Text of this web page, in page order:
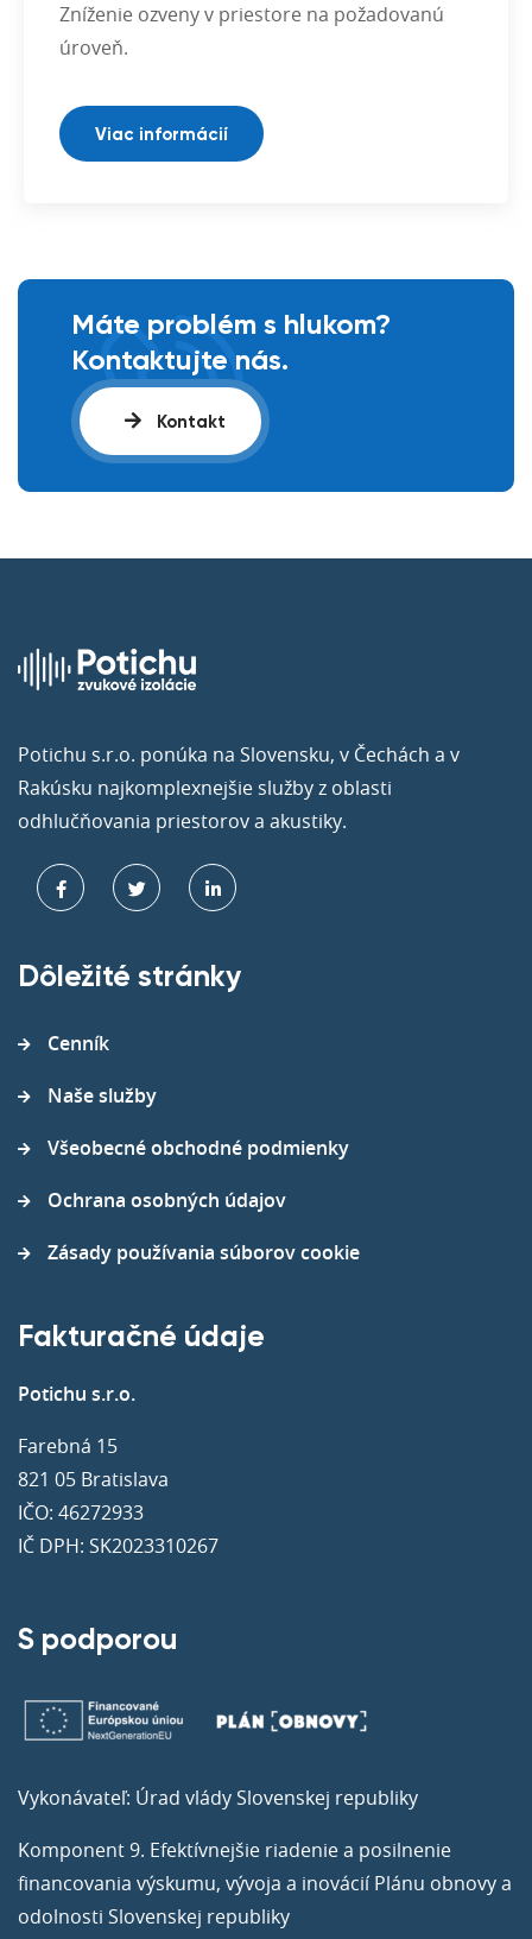
Zníženie ozveny v priestore na požadovanú
úroveň.
Viac informácií
Máte problém s hlukom?
Kontaktujte nás.
Kontakt
Potichu s.r.o. ponúka na Slovensku, v Čechách a v
Rakúsku najkomplexnejšie služby z oblasti
odhlučňovania priestorov a akustiky.
Dôležité stránky
Cenník
Naše služby
Všeobecné obchodné podmienky
Ochrana osobných údajov
Zásady používania súborov cookie
Fakturačné údaje
Potichu s.r.o.
Farebná 15
821 05 Bratislava
IČO: 46272933
IČ DPH: SK2023310267
S podporou
Vykonávateľ: Úrad vlády Slovenskej republiky
Komponent 9. Efektívnejšie riadenie a posilnenie
financovania výskumu, vývoja a inovácií Plánu obnovy a
odolnosti Slovenskej republiky